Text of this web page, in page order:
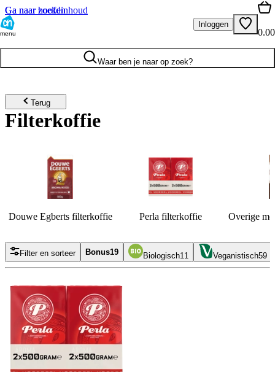
Ga naar hoofdinhoud
Ga naar zoeken
menu
Inloggen
0.00
Waar ben je naar op zoek?
Terug
Filterkoffie
Douwe Egberts filterkoffie Perla filterkoffie Overige
Filter en sorteer Bonus19 Biologisch11 Veganistisch59